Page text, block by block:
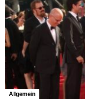
Allgemein